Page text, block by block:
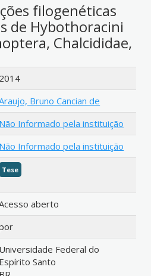
filogenéticas
de Hybothoracini
Chalcididae,
2014
Bruno Cancian de
Não Informado pela instituição
Não Informado pela instituição
Tese
aberto
Universidade Federal do
Espírito Santo